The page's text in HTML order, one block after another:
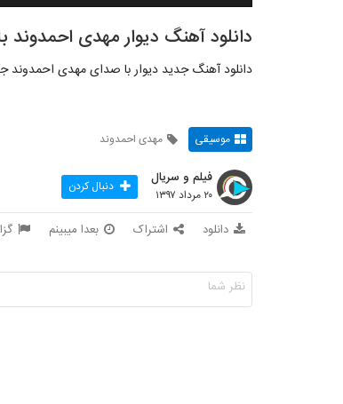
دانلود آهنگ دیوار مهدی احمدوند
دانلود آهنگ جدید دیوار با صدای مهدی
موسیقی مهدی احمدوند
فیلم و سریال
۲۰ مرداد ۱۳۹۷ دنبال کردن
دانلود اشتراک بعدا میبینم